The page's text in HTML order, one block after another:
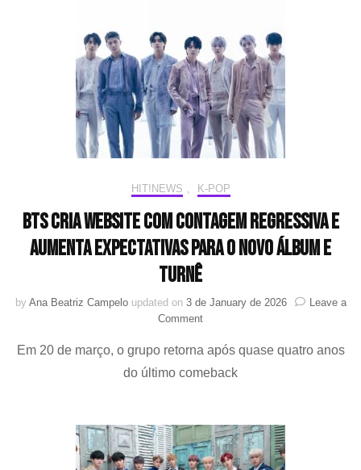
confira
HIT!NEWS K-POP
BTS cria website com contagem regressiva e
aumenta expectativas para o novo álbum e
turnê
by Ana Beatriz Campelo updated on 3 de January de 2026
Leave a
Commenton
cria
website
aumenta
expectativas
Em 20 de março, o grupo retorna após quase quatro anos
do último comeback